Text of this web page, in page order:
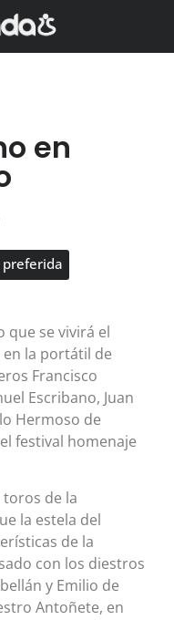
en
que se vivirá el
la portátil de
Francisco
Escribano, Juan
Hermoso de
festival homenaje
toros de la
la estela del
de la
con los diestros
y Emilio de
Antoñete, en